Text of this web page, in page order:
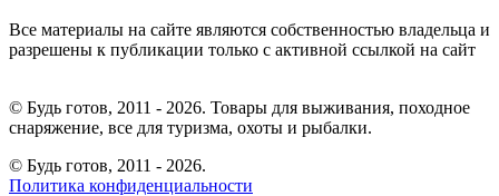
Все материалы на сайте являются собственностью владельца и
разрешены к публикации только с активной ссылкой на сайт
© Будь готов, 2011 - 2026. Товары для выживания, походное
снаряжение, все для туризма, охоты и рыбалки.
© Будь готов, 2011 - 2026.
Политика конфиденциальности